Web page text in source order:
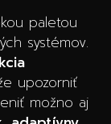
paletou
systémov.
upozorniť
možno aj